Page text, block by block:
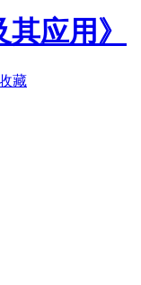
应用》
藏